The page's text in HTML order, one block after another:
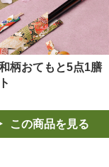
柄おてもと5点1膳
この商品を見る